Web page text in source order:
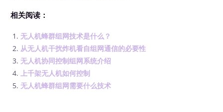
相关阅读：
无人机蜂群组网技术是什么？
从无人机干扰炸机看自组网通信的必要性
无人机协同控制组网系统介绍
上千架无人机如何控制
无人机蜂群组网需要什么技术